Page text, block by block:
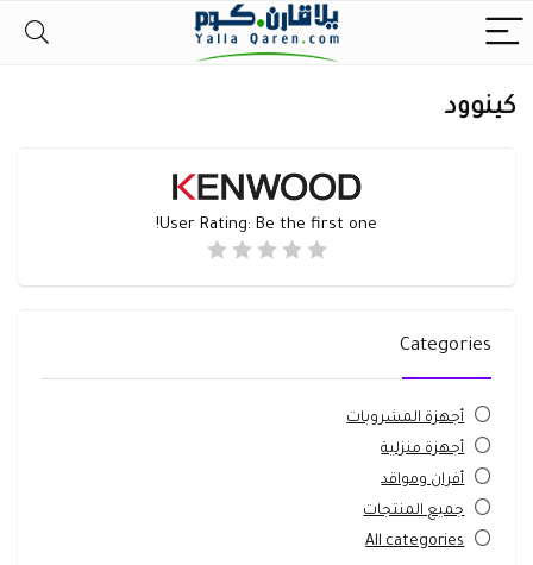
كينوود
User Rating: Be the first one!
Categories
أجهزة المشروبات
أجهزة منزلية
أفران ومواقد
جميع المنتجات
All categories